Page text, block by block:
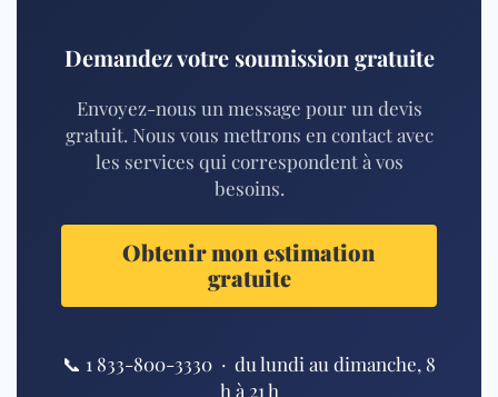
Demandez votre soumission gratuite
Envoyez-nous un message pour un devis
gratuit. Nous vous mettrons en contact avec
les services qui correspondent à vos
besoins.
Obtenir mon estimation
gratuite
📞 1 833-800-3330 · du lundi au dimanche, 8
h à 21 h